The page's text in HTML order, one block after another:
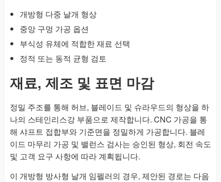
개방형 다중 날개 형상
중앙 구멍 가공 옵션
부식성 유체에 적합한 재료 선택
정적 또는 동적 균형 검토
재료, 제조 및 표면 마감
정밀 주조를 통해 허브, 블레이드 및 슈라우드의 형상을 하
나의 스테인리스강 부품으로 제작합니다. CNC 가공을 통
해 샤프트 접합부와 기준면을 정밀하게 가공합니다. 블레
이드 마무리 가공 및 밸런스 검사는 승인된 형상, 회전 속도
및 고객 요구 사항에 따라 계획됩니다.
이 개방형 방사형 날개 임펠러의 경우, 제안된 경로는 다음